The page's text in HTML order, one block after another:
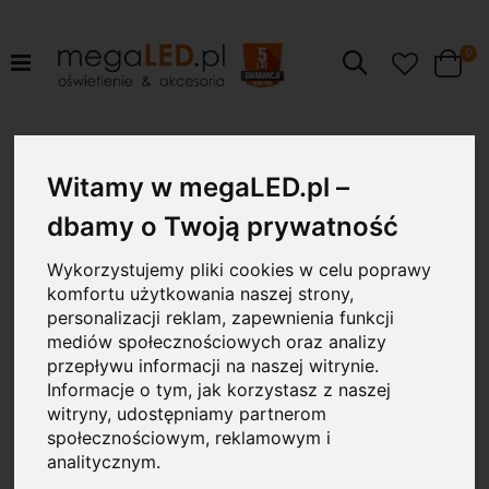
Witamy w megaLED.pl –
dbamy o Twoją prywatność
Wykorzystujemy pliki cookies w celu poprawy
komfortu użytkowania naszej strony,
personalizacji reklam, zapewnienia funkcji
mediów społecznościowych oraz analizy
przepływu informacji na naszej witrynie.
Informacje o tym, jak korzystasz z naszej
witryny, udostępniamy partnerom
społecznościowym, reklamowym i
analitycznym.
Szukaj Cart
0
koniec